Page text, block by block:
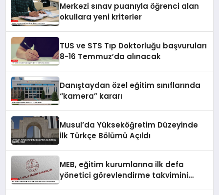
Merkezi sınav puanıyla öğrenci alan
okullara yeni kriterler
TUS ve STS Tıp Doktorluğu başvuruları
8-16 Temmuz’da alınacak
Danıştaydan özel eğitim sınıflarında
“kamera” kararı
Musul’da Yükseköğretim Düzeyinde
İlk Türkçe Bölümü Açıldı
MEB, eğitim kurumlarına ilk defa
yönetici görevlendirme takvimini